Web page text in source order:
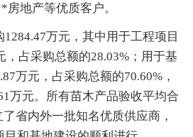
地产等优质客户。
万元，其中用于工程项目
，占采购总额的28.03%；用于基
万元，占采购总额的70.60%，
万元。所有苗木产品验收平均合
省内外一批知名优质供应商，